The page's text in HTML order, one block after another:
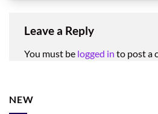
Leave a Reply
You must be logged in to post a
NEW